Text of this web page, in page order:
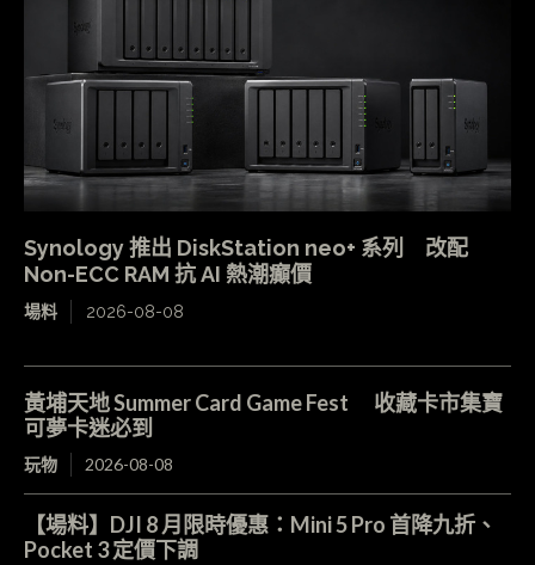
Synology 推出 DiskStation neo+ 系列 改配
Non-ECC RAM 抗 AI 熱潮癲價
場料 2026-08-08
黃埔天地 Summer Card Game Fest 收藏卡市集寶
可夢卡迷必到
玩物 2026-08-08
【場料】DJI 8 月限時優惠：Mini 5 Pro 首降九折、
Pocket 3 定價下調